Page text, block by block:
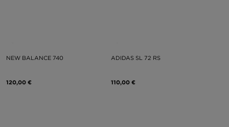
NEW BALANCE 740
120,00 €
ADIDAS SL 72 RS
110,00 €